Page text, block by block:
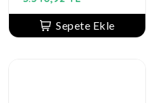
Sepete Ekle